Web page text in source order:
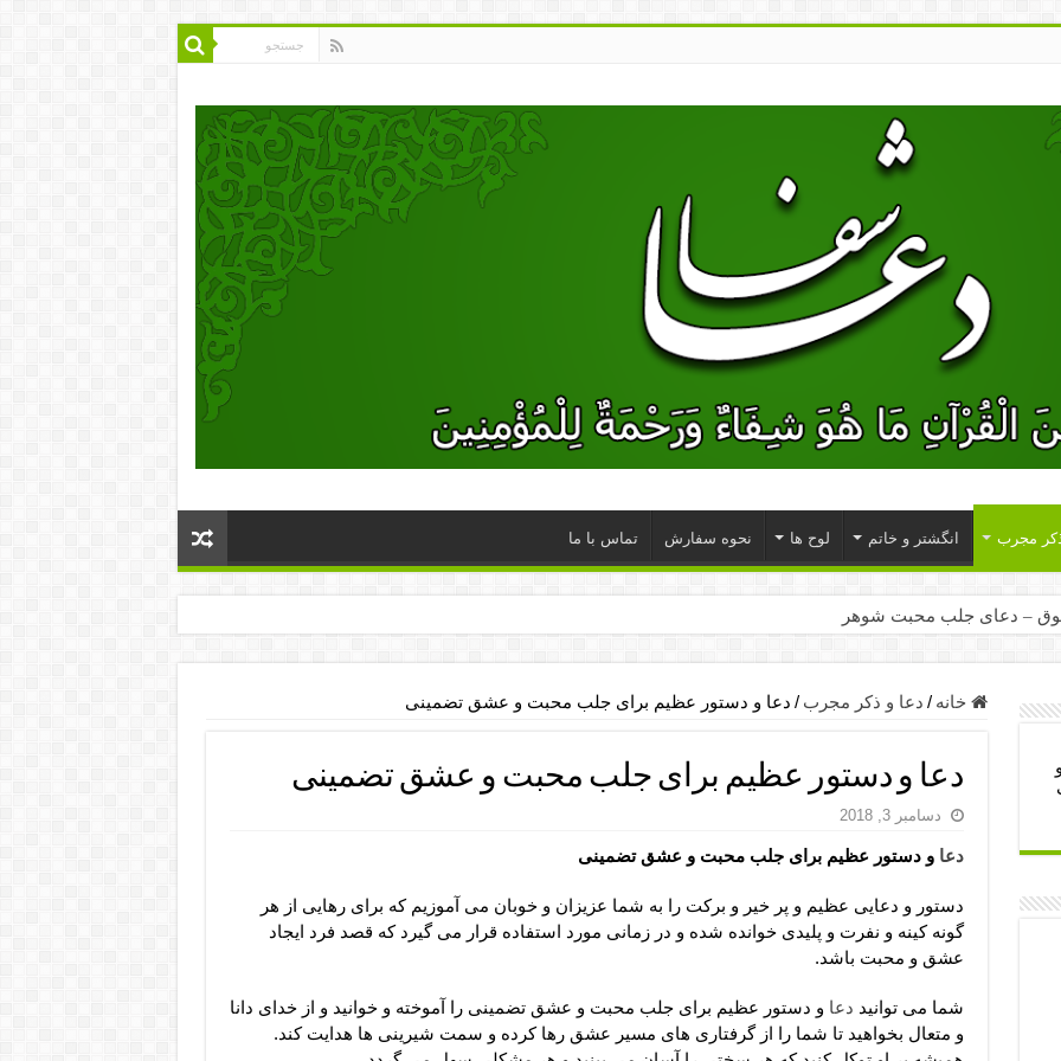
مجرب انگشتر و خاتم لوح ها نحوه سفارش تماس با ما
– دعای جلب محبت شوهر
– دعای یا من اظهر الجمیل برای حاجت
آن ها – ذکر مخصوص مستجاب الدعوه شدن
– دعای ترس و بی خوابی کودکان
دعای رفع مشکلات و طلب حاجت
– آیه‌ جلب ثروت و برکت مال
چشم زخم – دعای چشم زخم ماشاالله
برای آرامش قلب و رفع اضطراب
خانه / دعا و ذکر مجرب / دعا و دستور عظیم برای جلب محبت و عشق تضمینی
دعا و دستور عظیم برای جلب محبت و عشق تضمینی
دسامبر 3, 2018
دعا و دستور عظیم برای جلب محبت و عشق تضمینی
دستور و دعایی عظیم و پر خیر و برکت را به شما عزیزان و خوبان می آموزیم که برای رهایی از هر
گونه کینه و نفرت و پلیدی خوانده شده و در زمانی مورد استفاده قرار می گیرد که قصد فرد ایجاد
عشق و محبت باشد.
شما می توانید دعا و دستور عظیم برای جلب محبت و عشق تضمینی را آموخته و خوانید و از خدای دانا
و متعال بخواهید تا شما را از گرفتاری های مسیر عشق رها کرده و سمت شیرینی ها هدایت کند.